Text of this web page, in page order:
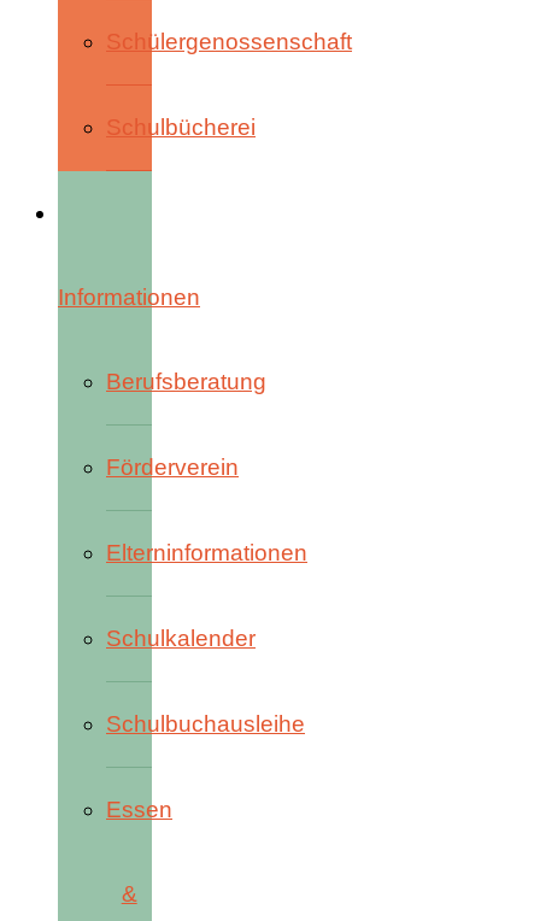
Schülergenossenschaft
Schulbücherei
Informationen
Berufsberatung
Förderverein
Elterninformationen
Schulkalender
Schulbuchausleihe
Essen
&